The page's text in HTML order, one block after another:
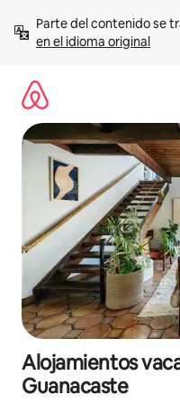
contenido
Parte del contenido se
en el idioma original
Alojamientos
Guanacaste